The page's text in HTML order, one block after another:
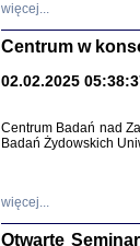
więcej...
Centrum w
02.02.2025
Centrum Badań nad
Badań Żydowskich
więcej...
Otwarte